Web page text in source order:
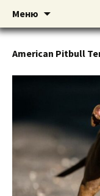
DOGNIK
American
BULLS
puppies for
Меню
American Pitbull